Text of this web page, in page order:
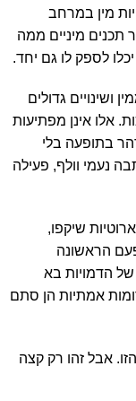
מין במרחב
תכנים מיניים ממה
לספק לו גם יחד.
ושינויים גדולים
אלו אינן מפתיעות
בתופעה בלי
ביחס לטבע האנושי. עוד ב-2003 כתבה נעמי וולף, פעילה
שיקפו,
הראשונה
הדמויות בא
אמתיות הן סתם
אבל זהו רק קצה